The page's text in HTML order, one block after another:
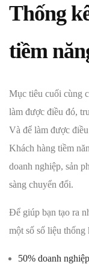
Thống
tiềm
Mục tiêu cuối cùng
làm được điều đó,
Và để làm được
Khách hàng tiềm
doanh nghiệp, sản
sàng chuyển đổi.
Để giúp bạn tạo ra
một số số liệu
50% doanh nghiệp